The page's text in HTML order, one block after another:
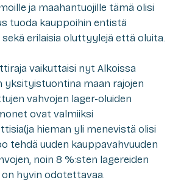
ja maahantuojille tämä olisi
tuoda kauppoihin entistä
erilaisia oluttyylejä että oluita.
vaikuttaisi nyt Alkoissa
yksityistuontina maan rajojen
vahvojen lager-oluiden
ovat valmiiksi
hieman yli menevistä olisi
tehdä uuden kauppavahvuuden
noin 8 %:sten lagereiden
hyvin odotettavaa.